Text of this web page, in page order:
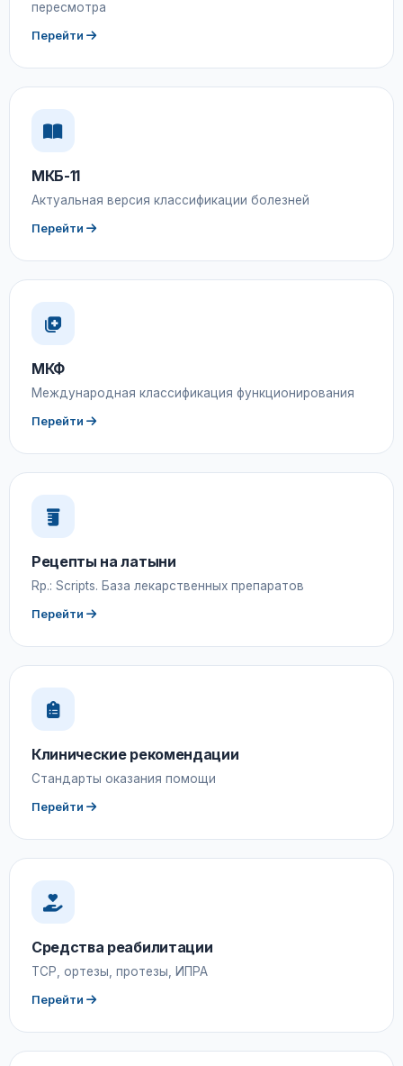
пересмотра
Перейти
МКБ-11
Актуальная версия классификации болезней
Перейти
МКФ
Международная классификация функционирования
Перейти
Рецепты на латыни
Rp.: Scripts. База лекарственных препаратов
Перейти
Клинические рекомендации
Стандарты оказания помощи
Перейти
Средства реабилитации
ТСР, ортезы, протезы, ИПРА
Перейти